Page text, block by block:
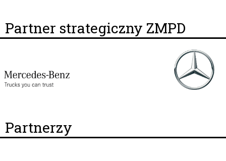
Partner strategiczny ZMPD
Partnerzy